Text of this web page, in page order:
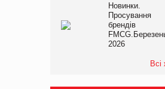
Новинки.
Просування
брендів
2026
Всі